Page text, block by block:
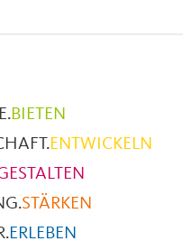
BIETEN
ENTWICKELN
STÄRKEN
ERLEBEN